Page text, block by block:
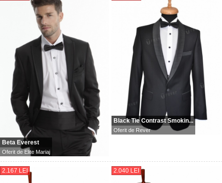
Beta Everest
Oferit de Elite Mariaj
Black Tie Contrast Smokin...
Oferit de Rever
2.167 LEI 2.040 LEI